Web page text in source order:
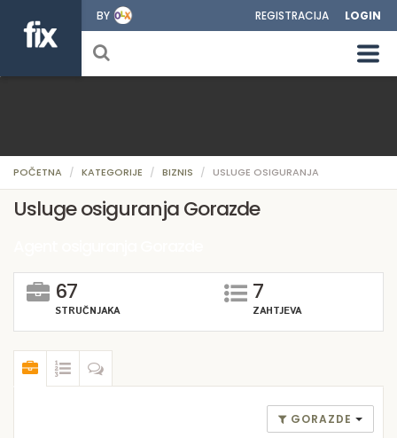
BY REGISTRACIJA LOGIN
POČETNA KATEGORIJE BIZNIS USLUGE OSIGURANJA
Usluge osiguranja Gorazde
67
STRUČNJAKA
7
ZAHTJEVA
GORAZDE